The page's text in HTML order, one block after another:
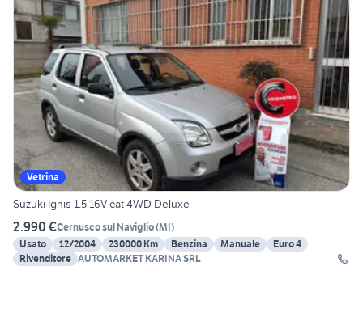
Vetrina
Suzuki Ignis 1.5 16V cat 4WD Deluxe
2.990 €Cernusco sul Naviglio(MI)
Usato
12/2004 230000 Km Benzina Manuale
Euro 4
Rivenditore AUTOMARKET KARINA SRL